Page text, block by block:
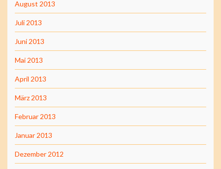
August 2013
Juli 2013
Juni 2013
Mai 2013
April 2013
März 2013
Februar 2013
Januar 2013
Dezember 2012